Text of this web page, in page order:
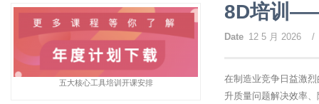
8D培训
Date 12 5 月 2026 /
在制造业竞争日益激
升质量问题解决效率
五大核心工具培训开课安排